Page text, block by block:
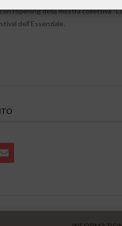
l’opening della mostra collettiva
dell’Essenziale.